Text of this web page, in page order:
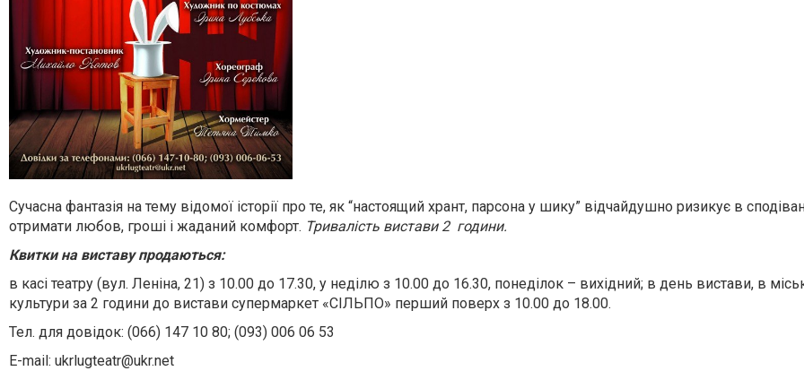
Сучасна фантазія на тему відомої історії про те, як “настоящий хрант, парсона у шику” відчайдушно ризикує в
отримати любов, гроші і жаданий комфорт. Тривалість вистави 2 години.
Квитки на виставу продаються:
в касі театру (вул. Леніна, 21) з 10.00 до 17.30, у неділю з 10.00 до 16.30, понеділок – вихідний; в день вистави, в
культури за 2 години до вистави супермаркет «СІЛЬПО» перший поверх з 10.00 до 18.00.
Тел. для довідок: (066) 147 10 80; (093) 006 06 53
E-mail: ukrlugteatr@ukr.net